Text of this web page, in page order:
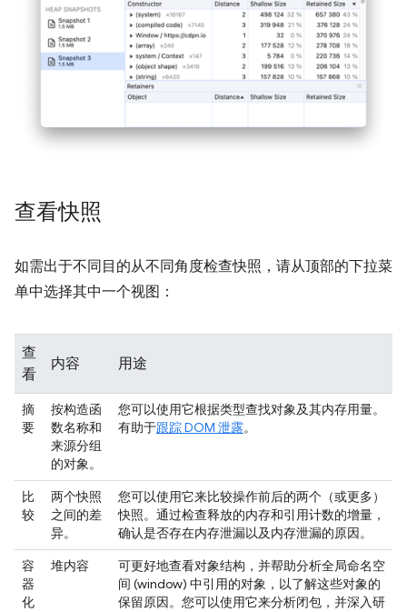
查看快照
如需出于不同目的从不同角度检查快照，请从顶部的下拉菜
单中选择其中一个视图：
查
看
内容 用途
摘
要
按构造函
数名称和
来源分组
的对象。
您可以使用它根据类型查找对象及其内存用量。
有助于跟踪 DOM 泄露。
比
较
两个快照
之间的差
异。
您可以使用它来比较操作前后的两个（或更多）
快照。通过检查释放的内存和引用计数的增量，
确认是否存在内存泄漏以及内存泄漏的原因。
容
器
化
堆内容
可更好地查看对象结构，并帮助分析全局命名空
间 (window) 中引用的对象，以了解这些对象的
保留原因。您可以使用它来分析闭包，并深入研